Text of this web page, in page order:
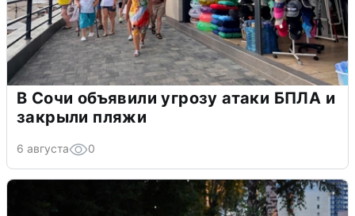
В Сочи объявили угрозу атаки БПЛА и
закрыли пляжи
6 августа 0